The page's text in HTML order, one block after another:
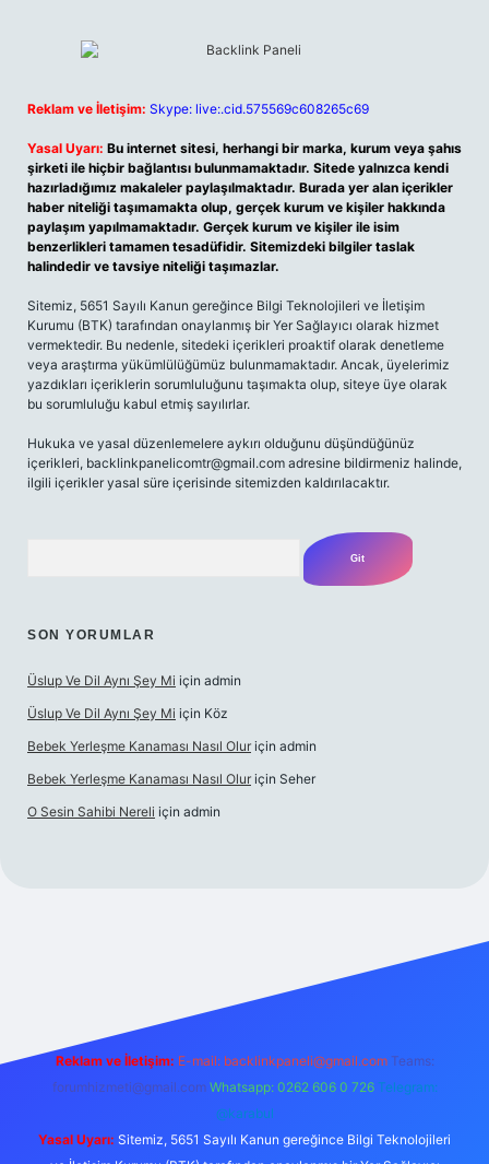
Reklam ve İletişim: Skype: live:.cid.575569c608265c69
Yasal Uyarı: Bu internet sitesi, herhangi bir marka, kurum veya şahıs
şirketi ile hiçbir bağlantısı bulunmamaktadır. Sitede yalnızca kendi
hazırladığımız makaleler paylaşılmaktadır. Burada yer alan içerikler
haber niteliği taşımamakta olup, gerçek kurum ve kişiler hakkında
paylaşım yapılmamaktadır. Gerçek kurum ve kişiler ile isim
benzerlikleri tamamen tesadüfidir. Sitemizdeki bilgiler taslak
halindedir ve tavsiye niteliği taşımazlar.
Sitemiz, 5651 Sayılı Kanun gereğince Bilgi Teknolojileri ve İletişim
Kurumu (BTK) tarafından onaylanmış bir Yer Sağlayıcı olarak hizmet
vermektedir. Bu nedenle, sitedeki içerikleri proaktif olarak denetleme
veya araştırma yükümlülüğümüz bulunmamaktadır. Ancak, üyelerimiz
yazdıkları içeriklerin sorumluluğunu taşımakta olup, siteye üye olarak
bu sorumluluğu kabul etmiş sayılırlar.
Hukuka ve yasal düzenlemelere aykırı olduğunu düşündüğünüz
içerikleri, backlinkpanelicomtr@gmail.com adresine bildirmeniz halinde,
ilgili içerikler yasal süre içerisinde sitemizden kaldırılacaktır.
SON YORUMLAR
Üslup Ve Dil Aynı Şey Mi için admin
Üslup Ve Dil Aynı Şey Mi için Köz
Bebek Yerleşme Kanaması Nasıl Olur için admin
Bebek Yerleşme Kanaması Nasıl Olur için Seher
O Sesin Sahibi Nereli için admin
Reklam ve İletişim: E-mail: backlinkpaneli@gmail.com Teams:
forumhizmeti@gmail.com Whatsapp: 0262 606 0 726 Telegram:
@karabul
Yasal Uyarı: Sitemiz, 5651 Sayılı Kanun gereğince Bilgi Teknolojileri